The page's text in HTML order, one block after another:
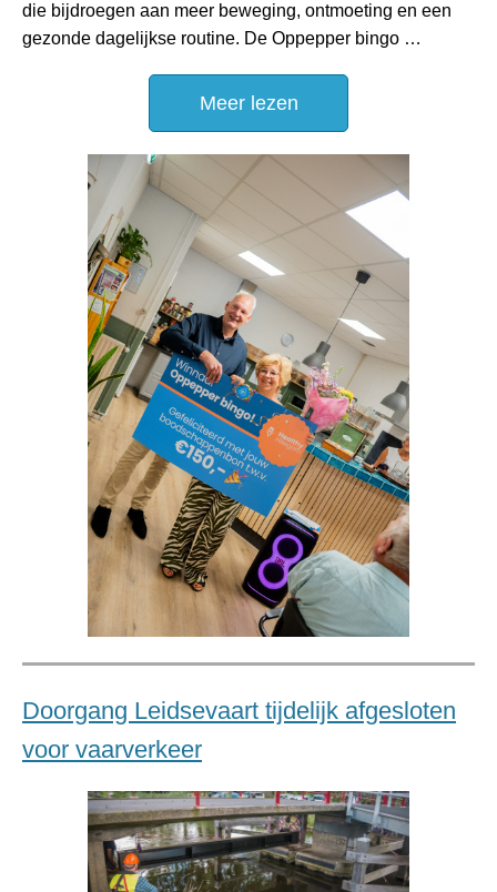
die bijdroegen aan meer beweging, ontmoeting en een
gezonde dagelijkse routine. De Oppepper bingo …
Meer lezen
Doorgang Leidsevaart tijdelijk afgesloten
voor vaarverkeer